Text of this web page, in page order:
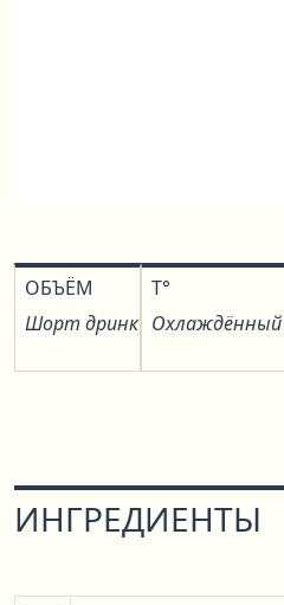
ОБЪЁМ
Шорт дринк
T°
Охлаждённый
ИНГРЕДИЕНТЫ